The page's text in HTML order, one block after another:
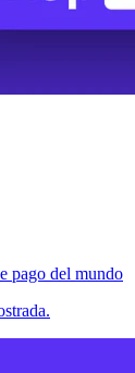
pago del mundo